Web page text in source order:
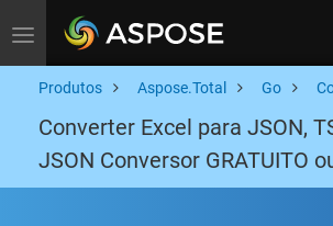
Toggle navigation
Produtos Aspose.Total Go
Converter Excel para JSON,
JSON Conversor GRATUITO